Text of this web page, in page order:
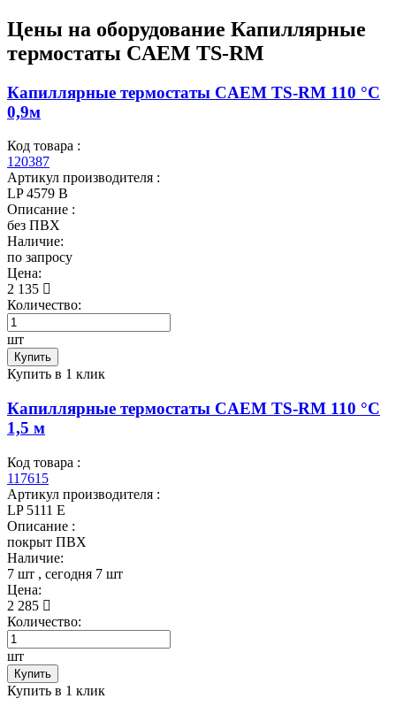
Цены на оборудование Капиллярные
термостаты CAEM TS-RM
Капиллярные термостаты CAEM TS-RM 110 °C
0,9м
Код товара :
120387
Артикул производителя :
LP 4579 B
Описание :
без ПВХ
Наличие:
по запросу
Цена:
2 135
Количество:
шт
Купить
Купить в 1 клик
Капиллярные термостаты CAEM TS-RM 110 °C
1,5 м
Код товара :
117615
Артикул производителя :
LP 5111 E
Описание :
покрыт ПВХ
Наличие:
7 шт , сегодня 7 шт
Цена:
2 285
Количество:
шт
Купить
Купить в 1 клик